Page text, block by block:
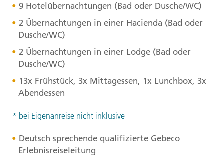
9 Hotelübernachtungen (Bad oder Dusche/WC)
2 Übernachtungen in einer Hacienda (Bad oder
Dusche/WC)
2 Übernachtungen in einer Lodge (Bad oder
Dusche/WC)
13x Frühstück, 3x Mittagessen, 1x Lunchbox, 3x
Abendessen
* bei Eigenanreise nicht inklusive
Deutsch sprechende qualifizierte Gebeco
Erlebnisreiseleitung